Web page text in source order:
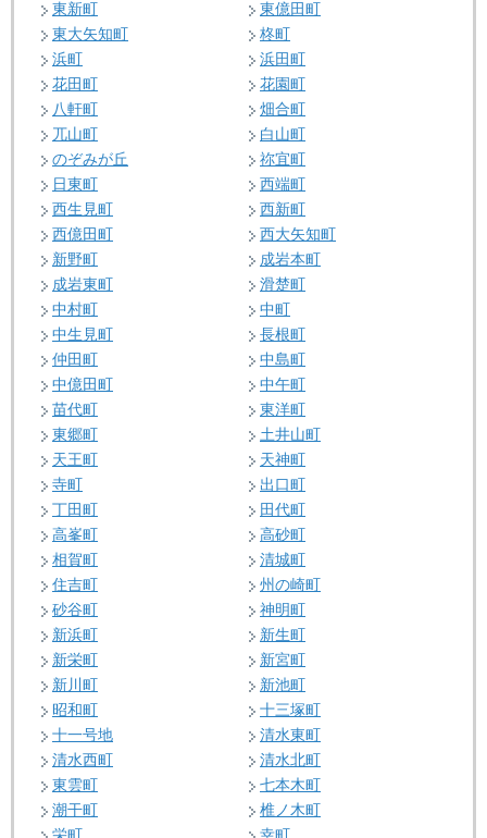
東新町
東億田町
東大矢知町
柊町
浜町
浜田町
花田町
花園町
八軒町
畑合町
兀山町
白山町
のぞみが丘
祢宜町
日東町
西端町
西生見町
西新町
西億田町
西大矢知町
新野町
成岩本町
成岩東町
滑楚町
中村町
中町
中生見町
長根町
仲田町
中島町
中億田町
中午町
苗代町
東洋町
東郷町
土井山町
天王町
天神町
寺町
出口町
丁田町
田代町
高峯町
高砂町
相賀町
清城町
住吉町
州の崎町
砂谷町
神明町
新浜町
新生町
新栄町
新宮町
新川町
新池町
昭和町
十三塚町
十一号地
清水東町
清水西町
清水北町
東雲町
七本木町
潮干町
椎ノ木町